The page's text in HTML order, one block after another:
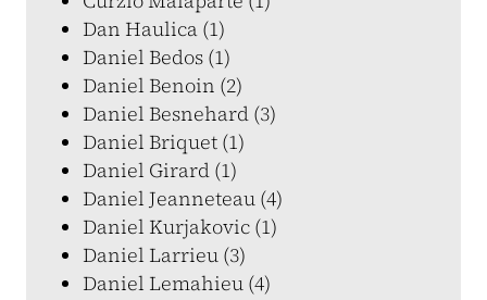
Dan Haulica (1)
Daniel Bedos (1)
Daniel Benoin (2)
Daniel Besnehard (3)
Daniel Briquet (1)
Daniel Girard (1)
Daniel Jeanneteau (4)
Daniel Kurjakovic (1)
Daniel Larrieu (3)
Daniel Lemahieu (4)